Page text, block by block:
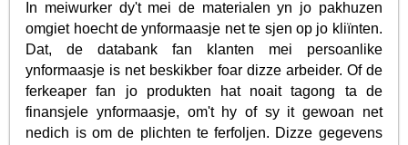
In meiwurker dy't mei de materialen yn jo pakhuzen
omgiet hoecht de ynformaasje net te sjen op jo kliïnten.
Dat, de databank fan klanten mei persoanlike
ynformaasje is net beskikber foar dizze arbeider. Of de
ferkeaper fan jo produkten hat noait tagong ta de
finansjele ynformaasje, om't hy of sy it gewoan net
nedich is om de plichten te ferfoljen. Dizze gegevens